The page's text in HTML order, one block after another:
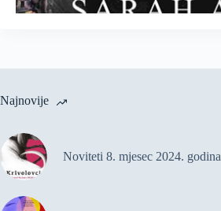
Najnovije
Noviteti 8. mjesec 2024. godina